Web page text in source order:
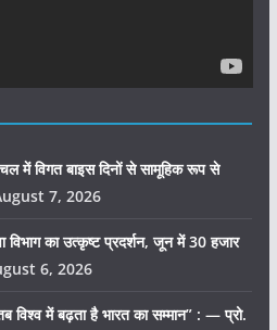
में विगत बाइस दिनों से सामूहिक रूप से
7, 2026
विभाग का उत्कृष्ट प्रदर्शन, जून में 30 हजार
6, 2026
विश्व में बढ़ता है भारत का सम्मान” : — प्रो.